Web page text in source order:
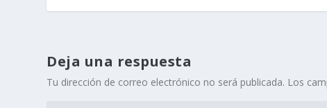
Deja una respuesta
Tu dirección de correo electrónico no será publicada. Los